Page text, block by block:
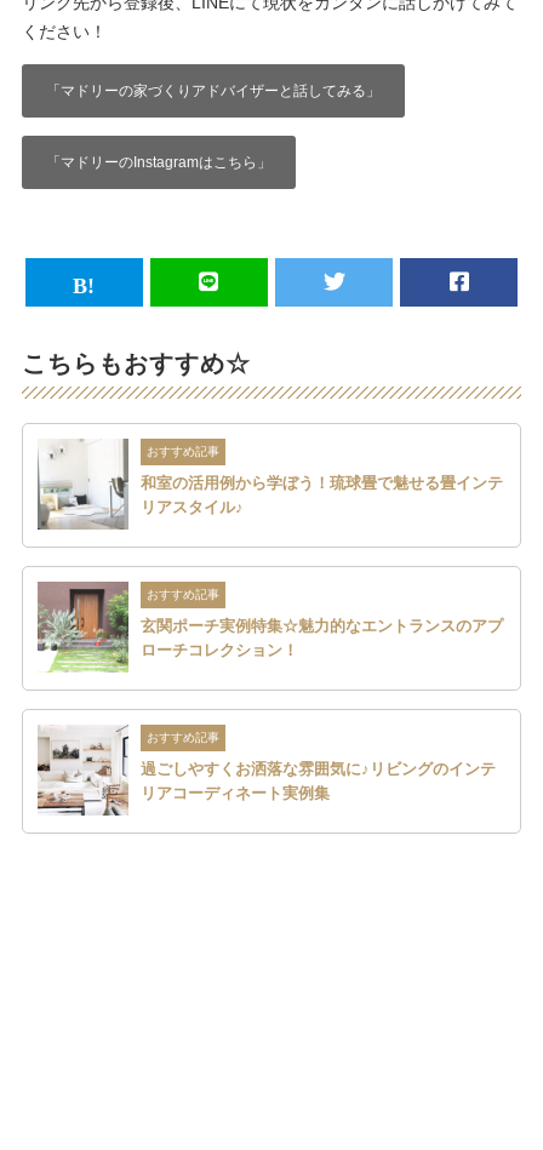
ください！
「マドリーの家づくりアドバイザーと話してみる」
「マドリーのInstagramはこちら」
こちらもおすすめ☆
おすすめ記事
和室の活用例から学ぼう！琉球畳で魅せる畳インテ
リアスタイル♪
おすすめ記事
玄関ポーチ実例特集☆魅力的なエントランスのアプ
ローチコレクション！
おすすめ記事
過ごしやすくお洒落な雰囲気に♪リビングのインテ
リアコーディネート実例集